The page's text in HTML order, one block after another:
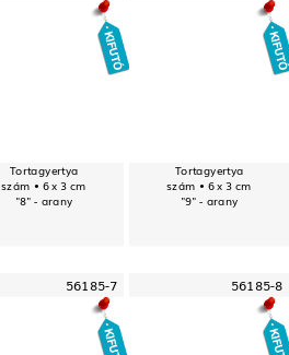
Tortagyertya
szám • 6 x 3 cm
"8" - arany
Tortagyertya
szám • 6 x 3 cm
"9" - arany
56185-7 56185-8